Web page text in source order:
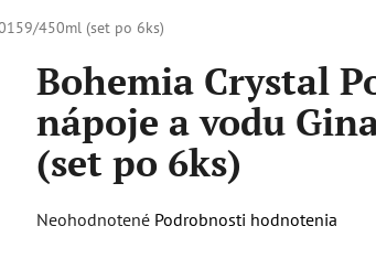
450ml (set po 6ks)
Bohemia Crystal
nápoje a vodu
(set po 6ks)
Priemerné
Neohodnotené Podrobnosti hodnotenia